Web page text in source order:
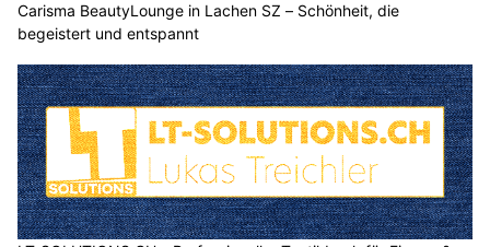
Carisma BeautyLounge in Lachen SZ – Schönheit, die
begeistert und entspannt